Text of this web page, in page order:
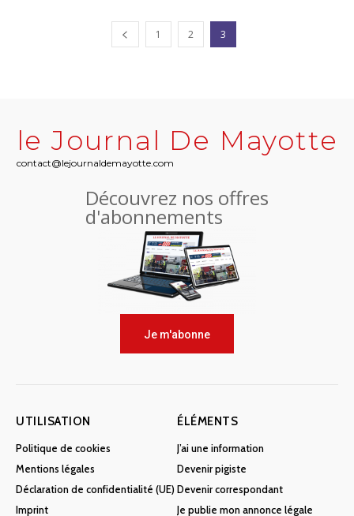
1 2 3
le Journal De Mayotte
contact@lejournaldemayotte.com
Découvrez nos offres
d'abonnements
Je m'abonne
UTILISATION
Politique de cookies
Mentions légales
Déclaration de confidentialité (UE)
Imprint
ÉLÉMENTS
J’ai une information
Devenir pigiste
Devenir correspondant
Je publie mon annonce légale